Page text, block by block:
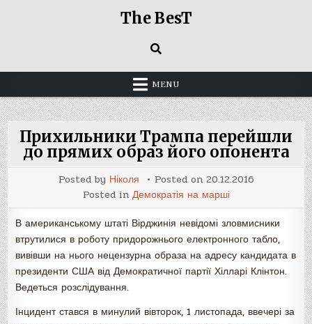
The BesT
MENU
Прихильники Трампа перейшли
до прямих образ його опонента
Posted by Ніколя Posted on 20.12.2016
Posted in Демократія на марші
В американському штаті Вірджинія невідомі зловмисники
втрутилися в роботу придорожнього електронного табло,
вивівши на нього нецензурна образа на адресу кандидата в
президенти США від Демократичної партії Хілларі Клінтон.
Ведеться розслідування.
Інцидент стався в минулий вівторок, 1 листопада, ввечері за